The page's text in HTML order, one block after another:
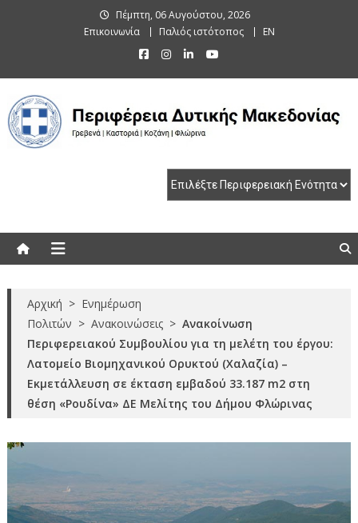
Πέμπτη, 06 Αυγούστου, 2026
Επικοινωνία
Παλιός ιστότοπος EN
Αρχική > Ενημέρωση
Πολιτών > Ανακοινώσεις > Ανακοίνωση
Περιφερειακού Συμβουλίου για τη μελέτη του έργου:
Λατομείο Βιομηχανικού Ορυκτού (Χαλαζία) –
Εκμετάλλευση σε έκταση εμβαδού 33.187 m2 στη
θέση «Ρουδίνα» ΔΕ Μελίτης του Δήμου Φλώρινας